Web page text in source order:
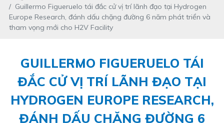
Guillermo Figueruelo tái đắc cử vị trí lãnh đạo tại Hydrogen
Europe Research, đánh dấu chặng đường 6 năm phát triển và
tham vọng mới cho H2V Facility
GUILLERMO FIGUERUELO TÁI
ĐẮC CỬ VỊ TRÍ LÃNH ĐẠO TẠI
HYDROGEN EUROPE RESEARCH,
ĐÁNH DẤU CHẶNG ĐƯỜNG 6